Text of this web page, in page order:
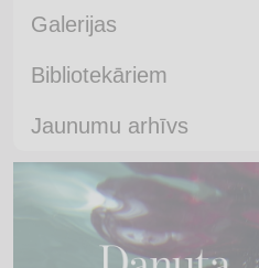
Galerijas
Bibliotekāriem
Jaunumu arhīvs